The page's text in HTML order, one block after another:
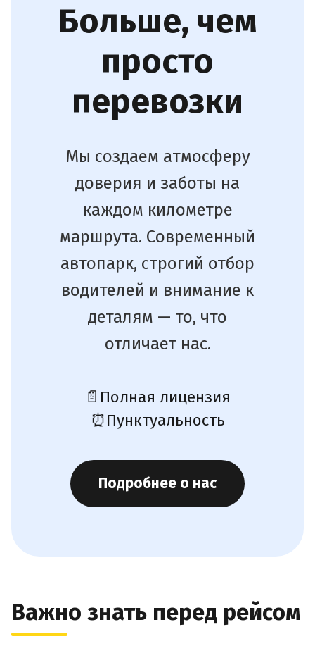
Больше, чем
просто
перевозки
Мы создаем атмосферу
доверия и заботы на
каждом километре
маршрута. Современный
автопарк, строгий отбор
водителей и внимание к
деталям — то, что
отличает нас.
📄 Полная лицензия
⏰Пунктуальность
Подробнее о нас
Важно знать перед рейсом